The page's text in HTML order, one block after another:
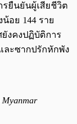
รยืนยันผู้เสียชีวิต
อย 144 ราย
งคงปฏิบัติการ
ละซากปรักหักพัง